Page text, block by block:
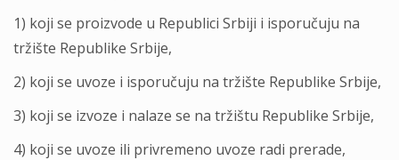
1) koji se proizvode u Republici Srbiji i isporučuju na
tržište Republike Srbije,
2) koji se uvoze i isporučuju na tržište Republike Srbije,
3) koji se izvoze i nalaze se na tržištu Republike Srbije,
4) koji se uvoze ili privremeno uvoze radi prerade,